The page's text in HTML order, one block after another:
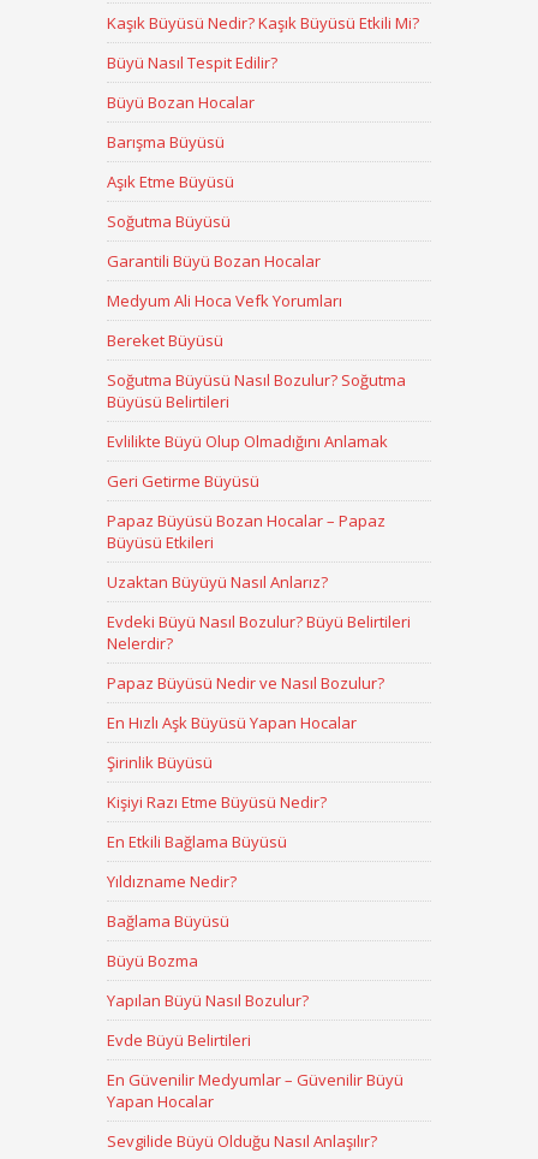
Kaşık Büyüsü Nedir? Kaşık Büyüsü Etkili Mi?
Büyü Nasıl Tespit Edilir?
Büyü Bozan Hocalar
Barışma Büyüsü
Aşık Etme Büyüsü
Soğutma Büyüsü
Garantili Büyü Bozan Hocalar
Medyum Ali Hoca Vefk Yorumları
Bereket Büyüsü
Soğutma Büyüsü Nasıl Bozulur? Soğutma
Büyüsü Belirtileri
Evlilikte Büyü Olup Olmadığını Anlamak
Geri Getirme Büyüsü
Papaz Büyüsü Bozan Hocalar – Papaz
Büyüsü Etkileri
Uzaktan Büyüyü Nasıl Anlarız?
Evdeki Büyü Nasıl Bozulur? Büyü Belirtileri
Nelerdir?
Papaz Büyüsü Nedir ve Nasıl Bozulur?
En Hızlı Aşk Büyüsü Yapan Hocalar
Şirinlik Büyüsü
Kişiyi Razı Etme Büyüsü Nedir?
En Etkili Bağlama Büyüsü
Yıldızname Nedir?
Bağlama Büyüsü
Büyü Bozma
Yapılan Büyü Nasıl Bozulur?
Evde Büyü Belirtileri
En Güvenilir Medyumlar – Güvenilir Büyü
Yapan Hocalar
Sevgilide Büyü Olduğu Nasıl Anlaşılır?